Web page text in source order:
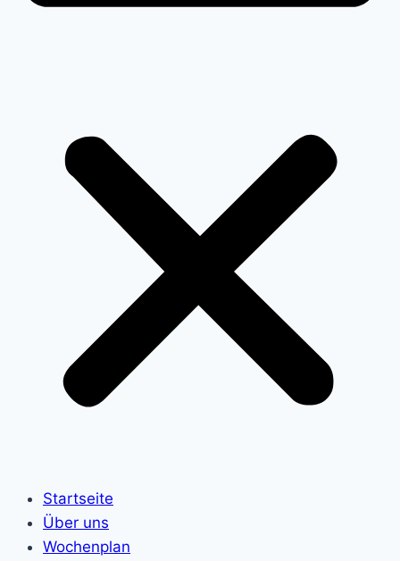
Startseite
Über uns
Wochenplan